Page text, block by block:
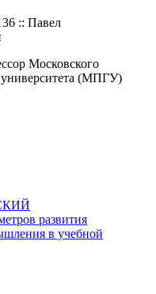
:: Павел
Московского
университета (МПГУ)
развития
в учебной